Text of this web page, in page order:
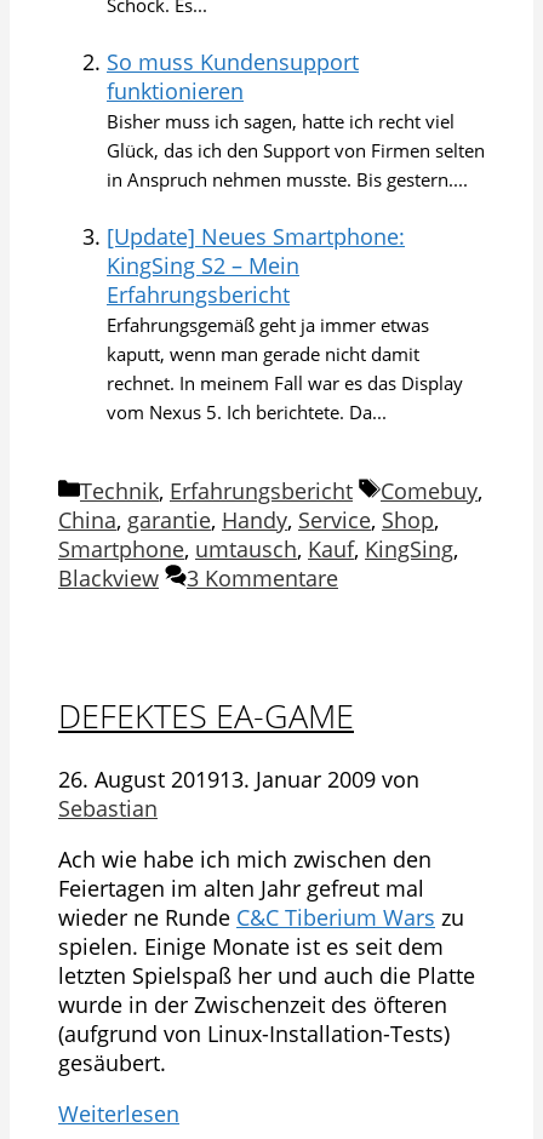
Schock. Es...
So muss Kundensupport
funktionieren
Bisher muss ich sagen, hatte ich recht viel
Glück, das ich den Support von Firmen selten
in Anspruch nehmen musste. Bis gestern....
[Update] Neues Smartphone:
KingSing S2 – Mein
Erfahrungsbericht
Erfahrungsgemäß geht ja immer etwas
kaputt, wenn man gerade nicht damit
rechnet. In meinem Fall war es das Display
vom Nexus 5. Ich berichtete. Da...
Kategorien
Technik, Erfahrungsbericht Schlagwörter
Comebuy,
China, garantie, Handy, Service, Shop,
Smartphone, umtausch, Kauf, KingSing,
Blackview
3 Kommentare
DEFEKTES EA-GAME
26. August 201913. Januar 2009 von
Sebastian
Ach wie habe ich mich zwischen den
Feiertagen im alten Jahr gefreut mal
wieder ne Runde C&C Tiberium Wars zu
spielen. Einige Monate ist es seit dem
letzten Spielspaß her und auch die Platte
wurde in der Zwischenzeit des öfteren
(aufgrund von Linux-Installation-Tests)
gesäubert.
Weiterlesen